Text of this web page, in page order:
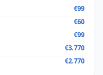
€99
€60
€99
€3.770
€2.770